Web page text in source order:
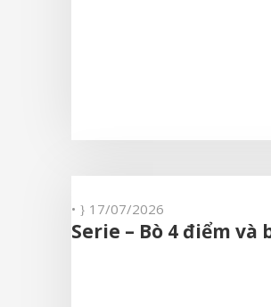
• 17/07/2026
Serie – Bò 4 điểm